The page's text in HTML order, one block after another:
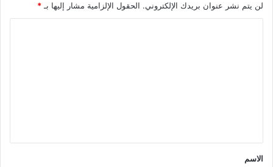
لن يتم نشر عنوان بريدك الإلكتروني. الحقول الإلزامية مشار إليها بـ *
*
الاسم